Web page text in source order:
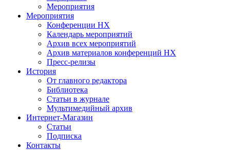
Мероприятия
Мероприятия
Конференции НХ
Календарь мероприятий
Архив всех мероприятий
Архив материалов конференций НХ
Пресс-релизы
История
От главного редактора
Библиотека
Статьи в журнале
Мультимедийный архив
Интернет-Магазин
Статьи
Подписка
Контакты